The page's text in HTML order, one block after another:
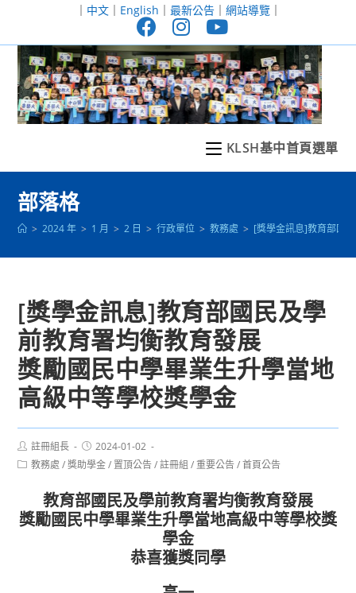
至
｜ 中文｜ English ｜ 最新公告｜ 網站導覽｜
KLSH基中首頁選單
部落格
> 2024 年 > 1 月 > 2 日 > 行政單位 > 教務處 > [獎學金訊息]教育部國
[獎學金訊息]教育部國民及學
前教育署均衡教育發展
獎勵國民中學畢業生升學當地
高級中等學校獎學金
Post
author:
註冊組長
Post
published:
2024-01-02
Post教務處 / 獎助學金 / 置頂公告 / 註冊組 / 重要公告 / 首頁公告
教育部國民及學前教育署均衡教育發展
獎勵國民中學畢業生升學當地高級中等學校獎
學金
恭喜獲獎同學